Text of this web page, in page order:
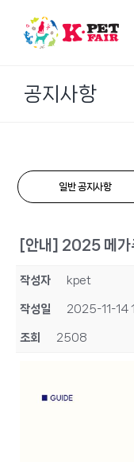
content
공지사항
일반 공지사항
[안내] 2025 메가
작성자 kpet
작성일 2025-11-14
조회 2508